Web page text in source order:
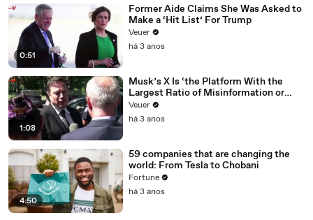
0:51
Former Aide Claims She Was Asked to
Make a ‘Hit List’ For Trump
Veuer
há 3 anos
1:08
Musk’s X Is ‘the Platform With the
Largest Ratio of Misinformation or
Disinformation’ Amongst All Social
Media Platforms
Veuer
há 3 anos
4:50
59 companies that are changing the
world: From Tesla to Chobani
Fortune
há 3 anos